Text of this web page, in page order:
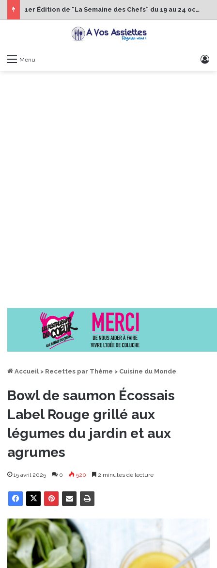
1er Édition de “La Semaine des Chefs” du 19 au 24 octobre 2026
Menu
Accueil > Recettes par Thème > Cuisine du Monde
Bowl de saumon Écossais
Label Rouge grillé aux
légumes du jardin et aux
agrumes
15 avril 2025 0 520 2 minutes de lecture